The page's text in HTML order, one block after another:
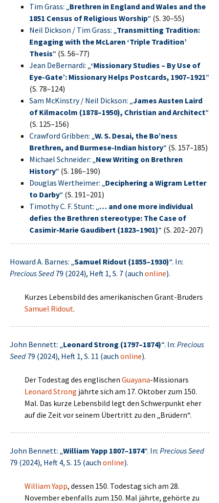
Tim Grass: „Brethren in England and Wales and the
1851 Census of Religious Worship“ (S. 30–55)
Neil Dickson / Tim Grass: „Transmitting Tradition:
Engaging with the McLaren ‘Triple Tradition’
Thesis“ (S. 56–77)
Jean DeBernardi: „‘Missionary Studies – By Use of
Eye-Gate’: Missionary Helps Postcards, 1907–1921“
(S. 78–124)
Sam McKinstry / Neil Dickson: „James Austen Laird
of Kilmacolm (1878–1950), Christian and Architect“
(S. 125–156)
Crawford Gribben: „W. S. Desai, the Bo’ness
Brethren, and Burmese-Indian history“ (S. 157–185)
Michael Schneider: „New Writing on Brethren
History“ (S. 186–190)
Douglas Wertheimer: „Deciphering a Wigram Letter
to Darby“ (S. 191–201)
Timothy C. F. Stunt: „… and one more individual
defies the Brethren stereotype: The Case of
Casimir-Marie Gaudibert (1823–1901)“ (S. 202–207)
Howard A. Barnes: „Samuel Ridout (1855–1930)“. In:
Precious Seed 79 (2024), Heft 1, S. 7 (auch online).
Kurzes Lebensbild des amerikanischen Grant-Bruders
Samuel Ridout.
John Bennett: „Leonard Strong (1797–1874)“. In: Precious
Seed 79 (2024), Heft 1, S. 11 (auch online).
Der Todestag des englischen Guayana-Missionars
Leonard Strong jährte sich am 17. Oktober zum 150.
Mal. Das kurze Lebensbild legt den Schwerpunkt eher
auf die Zeit vor seinem Übertritt zu den „Brüdern“.
John Bennett: „William Yapp 1807–1874“. In: Precious Seed
79 (2024), Heft 4, S. 15 (auch online).
William Yapp, dessen 150. Todestag sich am 28.
November ebenfalls zum 150. Mal jährte, gehörte zu